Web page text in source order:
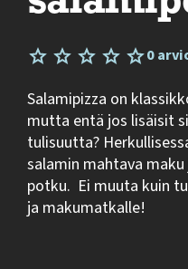
0
Salamipizza on
mutta entä jos lisäisit
tulisuutta?
salamin mahtava
potku. Ei muuta kuin
ja makumatkalle!